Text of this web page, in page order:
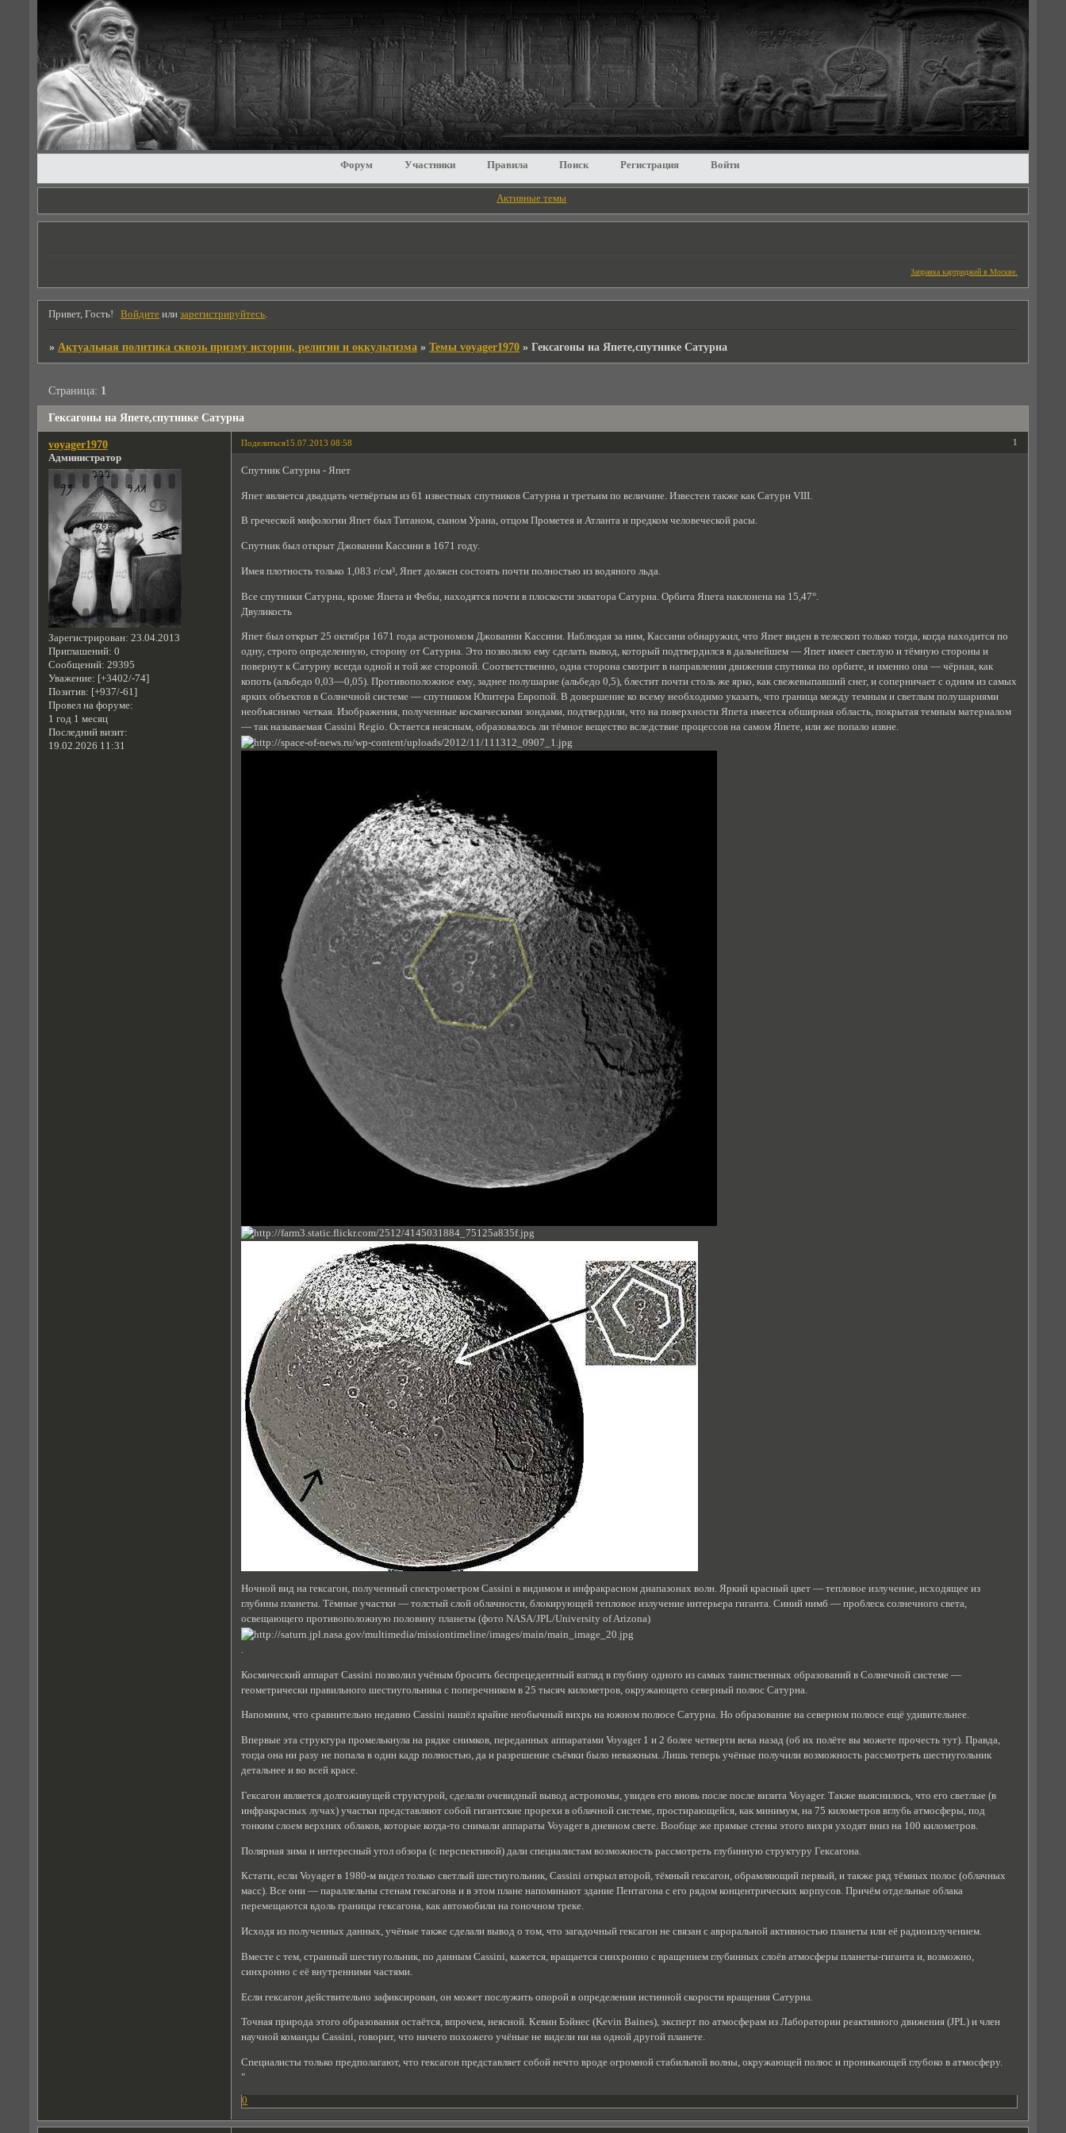
Форум Участники Правила Поиск Регистрация Войти
Активные темы
Заправка картриджей в Москве.
Привет, Гость! Войдите илизарегистрируйтесь.
» Актуальная политика сквозь призму истории, религии и оккультизма »Темы voyager1970 »Гексагоны на Япете,спутнике Сатурна
Гексагоны на Япете,спутнике Сатурна
Страница: 1
Поделиться 1
15.07.2013 08:58
voyager1970
Администратор
Зарегистрирован: 23.04.2013
Приглашений: 0
Сообщений: 29395
Уважение: [+3402/-74]
Позитив: [+937/-61]
Провел на форуме:
1 год 1 месяц
Последний визит:
19.02.2026 11:31
Спутник Сатурна - Япет
Япет является двадцать четвёртым из 61 известных спутников Сатурна и третьим по величине. Известен также как Сатурн VIII.
В греческой мифологии Япет был Титаном, сыном Урана, отцом Прометея и Атланта и предком человеческой расы.
Спутник был открыт Джованни Кассини в 1671 году.
Имея плотность только 1,083 г/см³, Япет должен состоять почти полностью из водяного льда.
Все спутники Сатурна, кроме Япета и Фебы, находятся почти в плоскости экватора Сатурна. Орбита Япета наклонена на 15,47°.
Двуликость
Япет был открыт 25 октября 1671 года астрономом Джованни Кассини. Наблюдая за ним, Кассини обнаружил, что Япет виден в телескоп только тогда, когда находится по
одну, строго определенную, сторону от Сатурна. Это позволило ему сделать вывод, который подтвердился в дальнейшем — Япет имеет светлую и тёмную стороны и
повернут к Сатурну всегда одной и той же стороной. Соответственно, одна сторона смотрит в направлении движения спутника по орбите, и именно она — чёрная, как
копоть (альбедо 0,03—0,05). Противоположное ему, заднее полушарие (альбедо 0,5), блестит почти столь же ярко, как свежевыпавший снег, и соперничает с одним из самых
ярких объектов в Солнечной системе — спутником Юпитера Европой. В довершение ко всему необходимо указать, что граница между темным и светлым полушариями
необъяснимо четкая. Изображения, полученные космическими зондами, подтвердили, что на поверхности Япета имеется обширная область, покрытая темным материалом
— так называемая Cassini Regio. Остается неясным, образовалось ли тёмное вещество вследствие процессов на самом Япете, или же попало извне.
Ночной вид на гексагон, полученный спектрометром Cassini в видимом и инфракрасном диапазонах волн. Яркий красный цвет — тепловое излучение, исходящее из
глубины планеты. Тёмные участки — толстый слой облачности, блокирующей тепловое излучение интерьера гиганта. Синий нимб — проблеск солнечного света,
освещающего противоположную половину планеты (фото NASA/JPL/University of Arizona)
Космический аппарат Cassini позволил учёным бросить беспрецедентный взгляд в глубину одного из самых таинственных образований в Солнечной системе —
геометрически правильного шестиугольника с поперечником в 25 тысяч километров, окружающего северный полюс Сатурна.
Напомним, что сравнительно недавно Cassini нашёл крайне необычный вихрь на южном полюсе Сатурна. Но образование на северном полюсе ещё удивительнее.
Впервые эта структура промелькнула на рядке снимков, переданных аппаратами Voyager 1 и 2 более четверти века назад (об их полёте вы можете прочесть тут). Правда,
тогда она ни разу не попала в один кадр полностью, да и разрешение съёмки было неважным. Лишь теперь учёные получили возможность рассмотреть шестиугольник
детальнее и во всей красе.
Гексагон является долгоживущей структурой, сделали очевидный вывод астрономы, увидев его вновь после после визита Voyager. Также выяснилось, что его светлые (в
инфракрасных лучах) участки представляют собой гигантские прорехи в облачной системе, простирающейся, как минимум, на 75 километров вглубь атмосферы, под
тонким слоем верхних облаков, которые когда-то снимали аппараты Voyager в дневном свете. Вообще же прямые стены этого вихря уходят вниз на 100 километров.
Полярная зима и интересный угол обзора (с перспективой) дали специалистам возможность рассмотреть глубинную структуру Гексагона.
Кстати, если Voyager в 1980-м видел только светлый шестиугольник, Cassini открыл второй, тёмный гексагон, обрамляющий первый, и также ряд тёмных полос (облачных
масс). Все они — параллельны стенам гексагона и в этом плане напоминают здание Пентагона с его рядом концентрических корпусов. Причём отдельные облака
перемещаются вдоль границы гексагона, как автомобили на гоночном треке.
Исходя из полученных данных, учёные также сделали вывод о том, что загадочный гексагон не связан с авроральной активностью планеты или её радиоизлучением.
Вместе с тем, странный шестиугольник, по данным Cassini, кажется, вращается синхронно с вращением глубинных слоёв атмосферы планеты-гиганта и, возможно,
синхронно с её внутренними частями.
Если гексагон действительно зафиксирован, он может послужить опорой в определении истинной скорости вращения Сатурна.
Точная природа этого образования остаётся, впрочем, неясной. Кевин Бэйнес (Kevin Baines), эксперт по атмосферам из Лаборатории реактивного движения (JPL) и член
научной команды Cassini, говорит, что ничего похожего учёные не видели ни на одной другой планете.
Специалисты только предполагают, что гексагон представляет собой нечто вроде огромной стабильной волны, окружающей полюс и проникающей глубоко в атмосферу.
"
0